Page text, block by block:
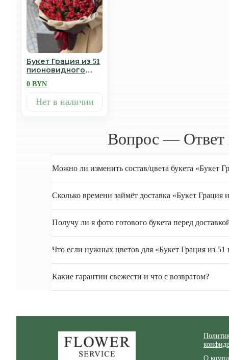
Букет Грация из 51
пионовидного
0 BYN
Нет в наличии
Вопрос — Ответ
Можно ли изменить состав/цвета букета «Букет
Сколько времени займёт доставка «Букет
Получу ли я фото готового букета перед
Что если нужных цветов для «Букет Грация из
Какие гарантии свежести и что с возвратом?
О